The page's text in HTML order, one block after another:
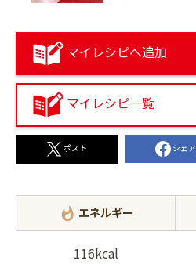
マイレシピへ追加
マイレシピ一覧
ポスト シェア
whatshot エネルギー
116kcal